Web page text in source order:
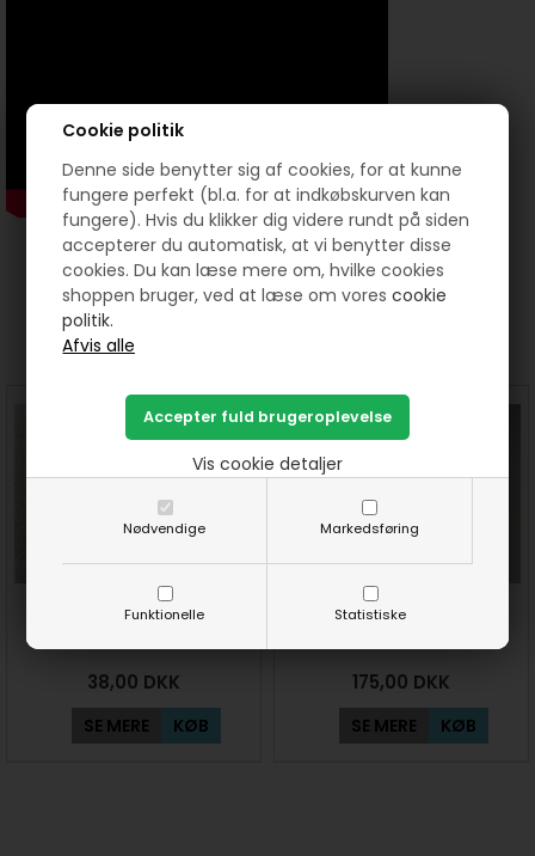
Cookie politik
Denne side benytter sig af cookies, for at kunne
fungere perfekt (bl.a. for at indkøbskurven kan
fungere). Hvis du klikker dig videre rundt på siden
accepterer du automatisk, at vi benytter disse
cookies. Du kan læse mere om, hvilke cookies
shoppen bruger, ved at læse om vorescookie
politik.
Nødvendige Markedsføring
Funktionelle Statistiske
Vis cookie detaljer
FriXion pen - Sort quiltepen
38,00 DKK
SE MERE KØB
Skrædderkridt til trykblyant
175,00 DKK
SE MERE KØB